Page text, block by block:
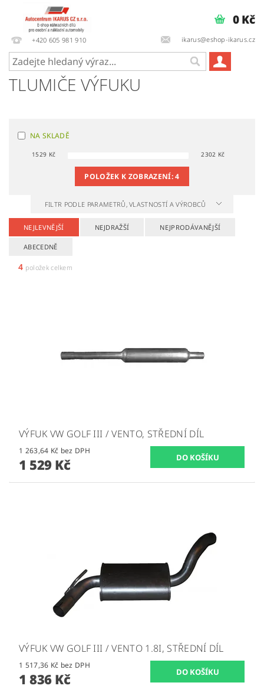
+420 605 981 910 ikarus@eshop-ikarus.cz
0 Kč
TLUMIČE VÝFUKU
NA SKLADĚ
1529 Kč 2302 Kč
POLOŽEK K ZOBRAZENÍ:4
FILTR PODLE PARAMETRŮ, VLASTNOSTÍ A VÝROBCŮ
NEJLEVNĚJŠÍ NEJDRAŽŠÍ NEJPRODÁVANĚJŠÍ
ABECEDNĚ
4 položek celkem
VÝFUK VW GOLF III / VENTO, STŘEDNÍ DÍL
1 263,64 Kč bez DPH
1 529 Kč
VÝFUK VW GOLF III / VENTO 1.8I, STŘEDNÍ DÍL
1 517,36 Kč bez DPH
1 836 Kč